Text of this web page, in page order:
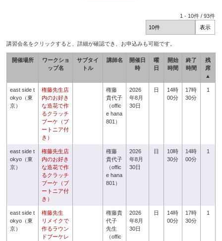
1 - 10件 /93件
講習会名をクリックすると、詳細が確認でき、お申込みも可能です。
開催場所
ワークショ
ップ名
サブタイ
トル
講師名
開催日
時
曜
日
開始
時間
終了
時間
残
席
▲
east side t
okyo（東
京）
権藤先生店
内のお好き
な造花で作
るクラッチ
ブーケ（ブ
ートニア付
き）
権藤
貴代子
（offic
e hana
801）
2026
年8月
30日
日
14時
00分
17時
30分
1
east side t
okyo（東
京）
権藤先生店
内のお好き
な造花で作
るクラッチ
ブーケ（ブ
ートニア付
き）
権藤
貴代子
（offic
e hana
801）
2026
年8月
30日
日
10時
30分
14時
00分
1
east side t
okyo（東
京）
権藤先生
リメイクで
作るラウン
ドブーケレ
権藤貴
代子
先生
（offic
2026
年8月
30日
日
14時
00分
17時
30分
1